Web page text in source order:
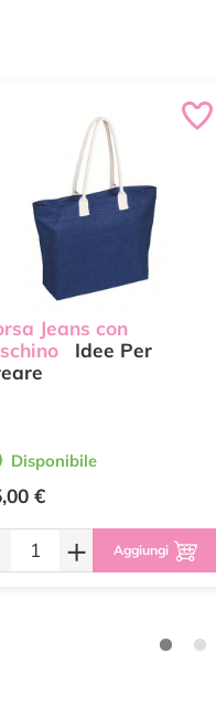
Jeans con
Idee Per
Disponibile
€
+ Aggiungi